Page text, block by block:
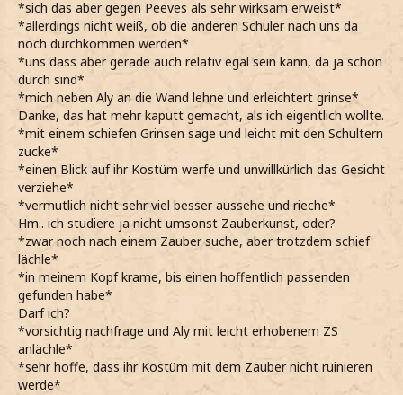
*sich das aber gegen Peeves als sehr wirksam erweist*
*allerdings nicht weiß, ob die anderen Schüler nach uns da
noch durchkommen werden*
*uns dass aber gerade auch relativ egal sein kann, da ja schon
durch sind*
*mich neben Aly an die Wand lehne und erleichtert grinse*
Danke, das hat mehr kaputt gemacht, als ich eigentlich wollte.
*mit einem schiefen Grinsen sage und leicht mit den Schultern
zucke*
*einen Blick auf ihr Kostüm werfe und unwillkürlich das Gesicht
verziehe*
*vermutlich nicht sehr viel besser aussehe und rieche*
Hm.. ich studiere ja nicht umsonst Zauberkunst, oder?
*zwar noch nach einem Zauber suche, aber trotzdem schief
lächle*
*in meinem Kopf krame, bis einen hoffentlich passenden
gefunden habe*
Darf ich?
*vorsichtig nachfrage und Aly mit leicht erhobenem ZS
anlächle*
*sehr hoffe, dass ihr Kostüm mit dem Zauber nicht ruinieren
werde*